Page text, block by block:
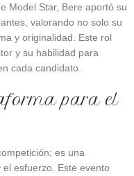
Model Star, Bere aportó su
valorando no solo su
y originalidad. Este rol
y su habilidad para
cada candidato.
para el
es una
esfuerzo. Este evento